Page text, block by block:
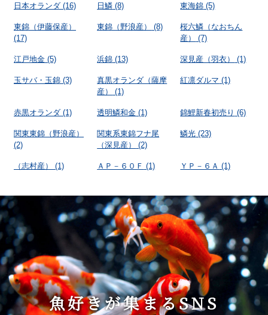
日本オランダ (16) 日鱗 (8) 東海錦 (5)
東錦（伊藤保産）
(17)
東錦（野浪産） (8)
桜六鱗（なおちん
産）
(7)
江戸地金 (5) 浜錦 (13) 深見産（羽衣） (1)
玉サバ・玉錦 (3)
真黒オランダ（薩摩
産）
(1)
紅凛ダルマ (1)
赤黒オランダ (1) 透明鱗和金 (1) 錦鯉新春初売り (6)
関東東錦（野浪産）
(2)
関東系東錦フナ尾
（深見産）
(2)
鱗光 (23)
（志村産） (1) ＡＰ－６０Ｆ (1) ＹＰ－６Ａ (1)
魚好きが集まるSNS